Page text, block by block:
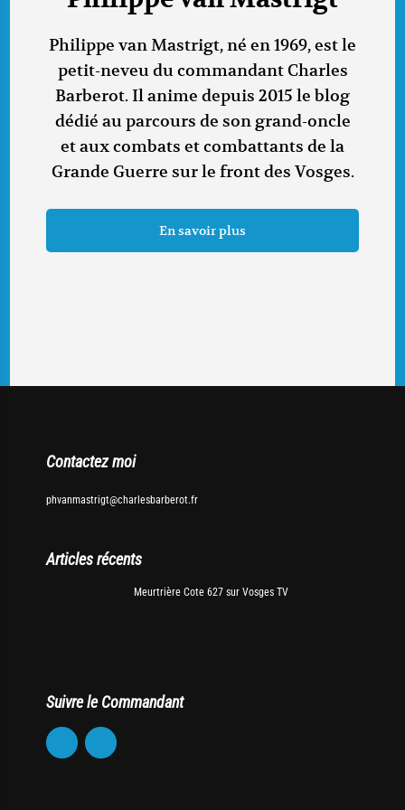
Philippe van Mastrigt, né en 1969, est le
petit-neveu du commandant Charles
Barberot. Il anime depuis 2015 le blog
dédié au parcours de son grand-oncle
et aux combats et combattants de la
Grande Guerre sur le front des Vosges.
En savoir plus
Contactez moi
phvanmastrigt@charlesbarberot.fr
Articles récents
Meurtrière Cote 627 sur Vosges TV
Suivre le Commandant